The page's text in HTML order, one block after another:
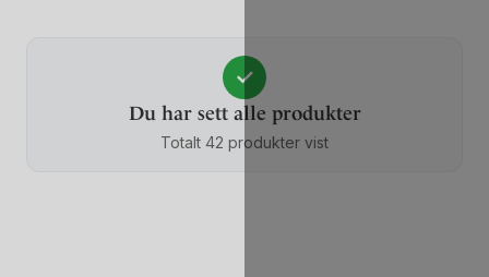
✓
Du har sett alle produkter
Totalt 42 produkter vist